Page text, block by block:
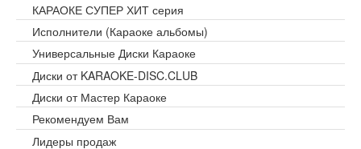
КАРАОКЕ СУПЕР ХИТ серия
Исполнители (Караоке альбомы)
Универсальные Диски Караоке
Диски от KARAOKE-DISC.CLUB
Диски от Мастер Караоке
Рекомендуем Вам
Лидеры продаж